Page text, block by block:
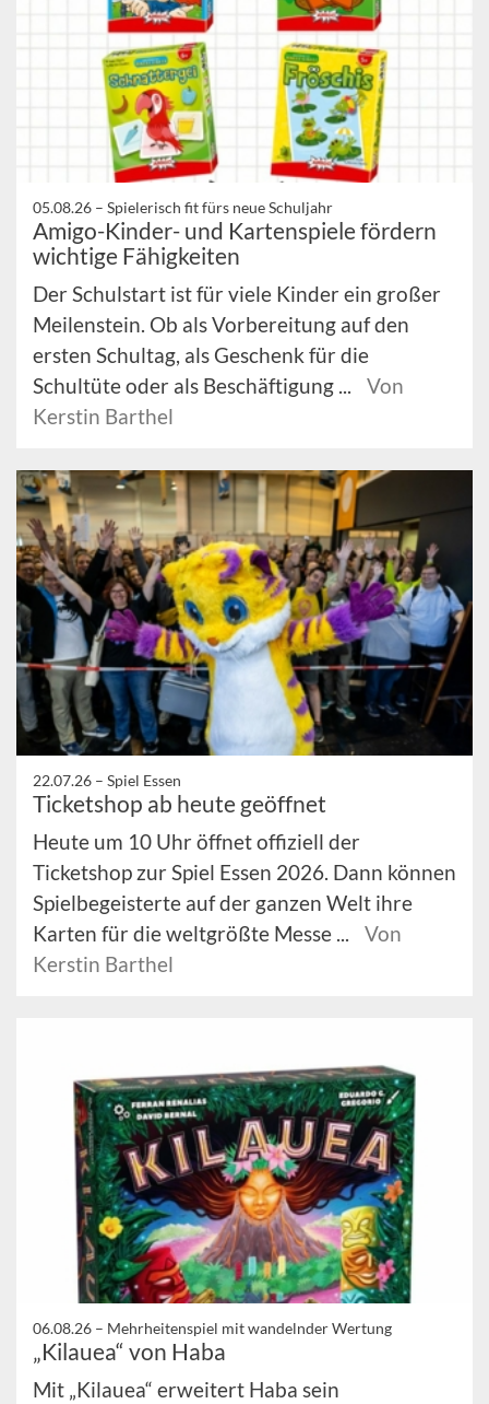
05.08.26 – Spielerisch fit fürs neue Schuljahr
Amigo-Kinder- und Kartenspiele fördern
wichtige Fähigkeiten
Der Schulstart ist für viele Kinder ein großer
Meilenstein. Ob als Vorbereitung auf den
ersten Schultag, als Geschenk für die
Schultüte oder als Beschäftigung ...
Von
Kerstin Barthel
22.07.26 – Spiel Essen
Ticketshop ab heute geöffnet
Heute um 10 Uhr öffnet offiziell der
Ticketshop zur Spiel Essen 2026. Dann können
Spielbegeisterte auf der ganzen Welt ihre
Karten für die weltgrößte Messe ...
Von
Kerstin Barthel
06.08.26 – Mehrheitenspiel mit wandelnder Wertung
„Kilauea“ von Haba
Mit „Kilauea“ erweitert Haba sein